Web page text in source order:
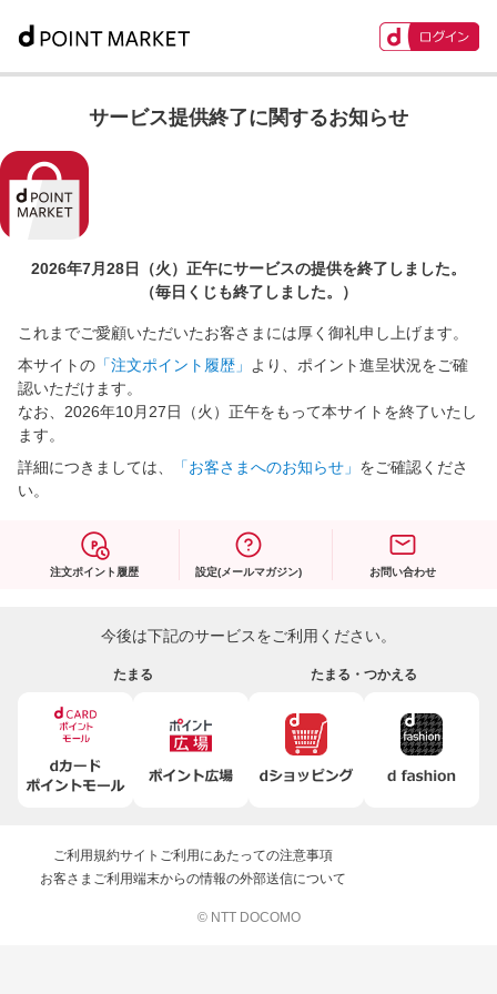
サービス提供終了に関するお知らせ
2026年7月28日（火）正午にサービスの提供を終了しました。
（毎日くじも終了しました。）
これまでご愛顧いただいたお客さまには厚く御礼申し上げます。
本サイトの 「注文ポイント履歴」
より、ポイント進呈状況をご確
認いただけます。
なお、2026年10月27日（火）正午をもって本サイトを終了いたし
ます。
詳細につきましては、
「お客さまへのお知らせ」 をご確認くださ
い。
注文ポイント履歴 設定(メールマガジン) お問い合わせ
今後は下記のサービスをご利用ください。
たまる たまる・つかえる
ご利用規約サイトご利用にあたっての注意事項
お客さまご利用端末からの情報の外部送信について
© NTT DOCOMO